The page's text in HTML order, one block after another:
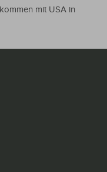
mit USA in